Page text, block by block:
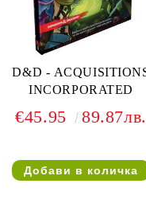
D&D - ACQUISITIONS
INCORPORATED
€45.95 89.87лв.